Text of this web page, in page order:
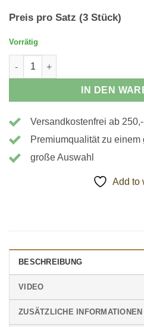
Preis pro Satz (3 Stück)
Vorrätig
111231 - Weiche Spannbacken
IN DEN
Versandkostenfrei ab
Premiumqualität zu
große Auswahl
Add to
BESCHREIBUNG
VIDEO
ZUSÄTZLICHE INFORMATIONEN